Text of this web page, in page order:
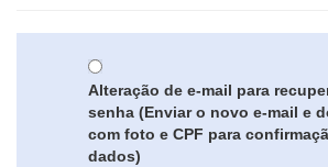
Alteração de e-mail para
senha (Enviar o novo e-mail e
com foto e CPF para
dados)